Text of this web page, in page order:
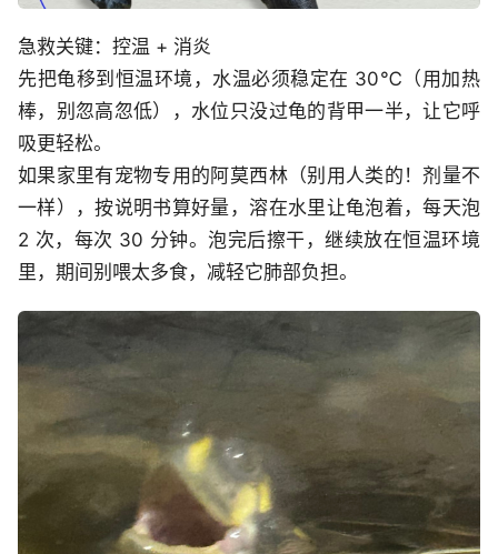
急救关键：控温 + 消炎
先把龟移到恒温环境，水温必须稳定在 30℃（用加热
棒，别忽高忽低），水位只没过龟的背甲一半，让它呼
吸更轻松。
如果家里有宠物专用的阿莫西林（别用人类的！剂量不
一样），按说明书算好量，溶在水里让龟泡着，每天泡
2 次，每次 30 分钟。泡完后擦干，继续放在恒温环境
里，期间别喂太多食，减轻它肺部负担。